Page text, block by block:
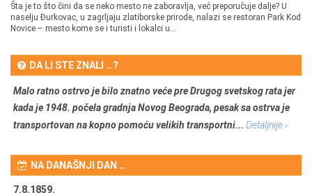
Šta je to što čini da se neko mesto ne zaboravlja, već preporučuje dalje? U
naselju Đurkovac, u zagrljaju zlatiborske prirode, nalazi se restoran Park Kod
Novice – mesto kome se i turisti i lokalci u...
DA LI STE ZNALI …?
Malo ratno ostrvo je bilo znatno veće pre Drugog svetskog rata jer
kada je 1948. počela gradnja Novog Beograda, pesak sa ostrva je
transportovan na kopno pomoću velikih transportni... Detaljnije ›
NA DANAŠNJI DAN …
7.8.1859.